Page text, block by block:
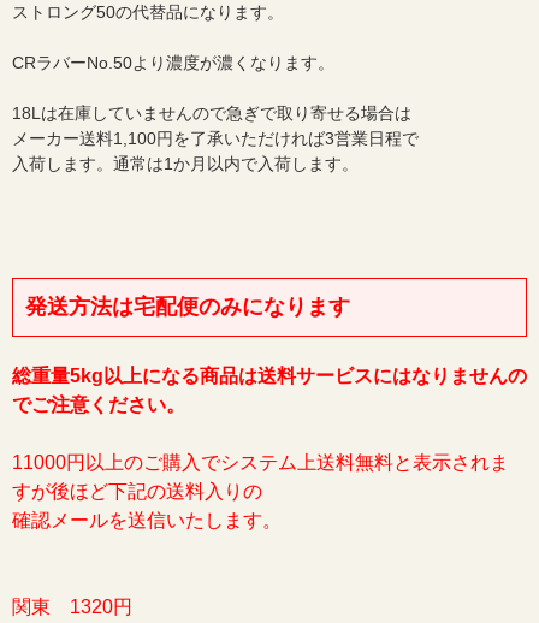
ストロング50の代替品になります。
CRラバーNo.50より濃度が濃くなります。
18Lは在庫していませんので急ぎで取り寄せる場合は
メーカー送料1,100円を了承いただければ3営業日程で
入荷します。通常は1か月以内で入荷します。
発送方法は宅配便のみになります
総重量5kg以上になる商品は送料サービスにはなりませんの
でご注意ください。
11000円以上のご購入でシステム上送料無料と表示されま
すが後ほど下記の送料入りの
確認メールを送信いたします。
関東 1320円